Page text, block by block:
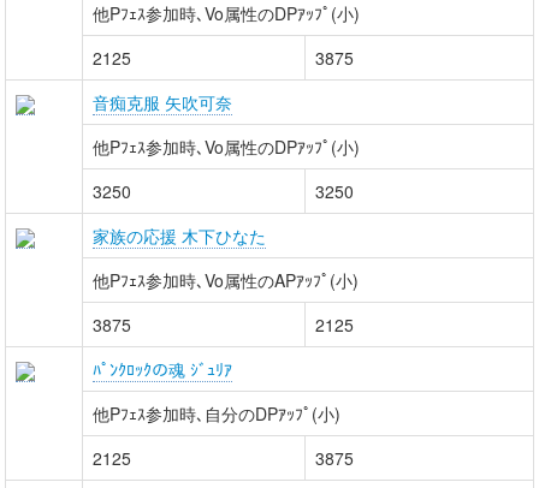
他Pﾌｪｽ参加時､Vo属性のDPｱｯﾌﾟ(小)
2125
3875
音痴克服 矢吹可奈
他Pﾌｪｽ参加時､Vo属性のDPｱｯﾌﾟ(小)
3250
3250
家族の応援 木下ひなた
他Pﾌｪｽ参加時､Vo属性のAPｱｯﾌﾟ(小)
3875
2125
ﾊﾟﾝｸﾛｯｸの魂 ｼﾞｭﾘｱ
他Pﾌｪｽ参加時､自分のDPｱｯﾌﾟ(小)
2125
3875